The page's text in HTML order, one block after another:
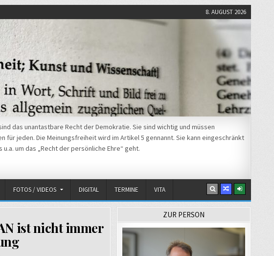
8. AUGUST 2026
das unantastbare Recht der Demokratie. Sie sind wichtig und müssen
für jeden. Die Meinungsfreiheit wird im Artikel 5 gennannt. Sie kann eingeschränkt
um das „Recht der persönliche Ehre“ geht.
FOTOS / VIDEOS DIGITAL TERMINE VITA
ist nicht immer
ZUR PERSON